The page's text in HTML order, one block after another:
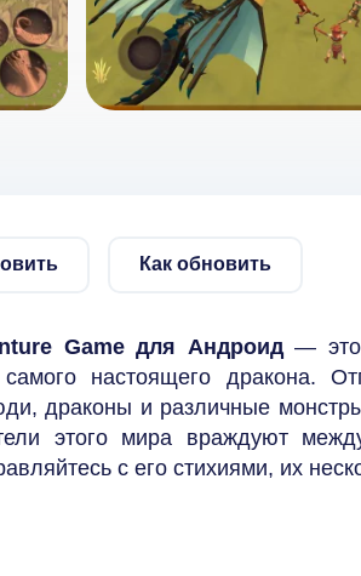
Как обновить
Game для Андроид— это
настоящего дракона.
драконы и различные
этого мира враждуют
с его стихиями, их